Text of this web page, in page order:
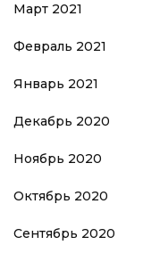
Март 2021
Февраль 2021
Январь 2021
Декабрь 2020
Ноябрь 2020
Октябрь 2020
Сентябрь 2020